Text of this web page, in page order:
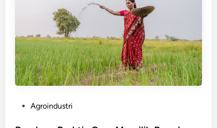
Agroindustri